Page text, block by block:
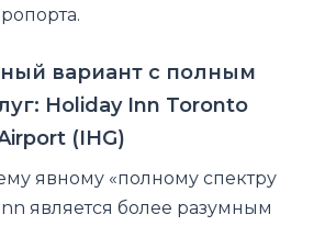
вариант с полным
Holiday Inn Toronto
(IHG)
явному «полному спектру
является более разумным